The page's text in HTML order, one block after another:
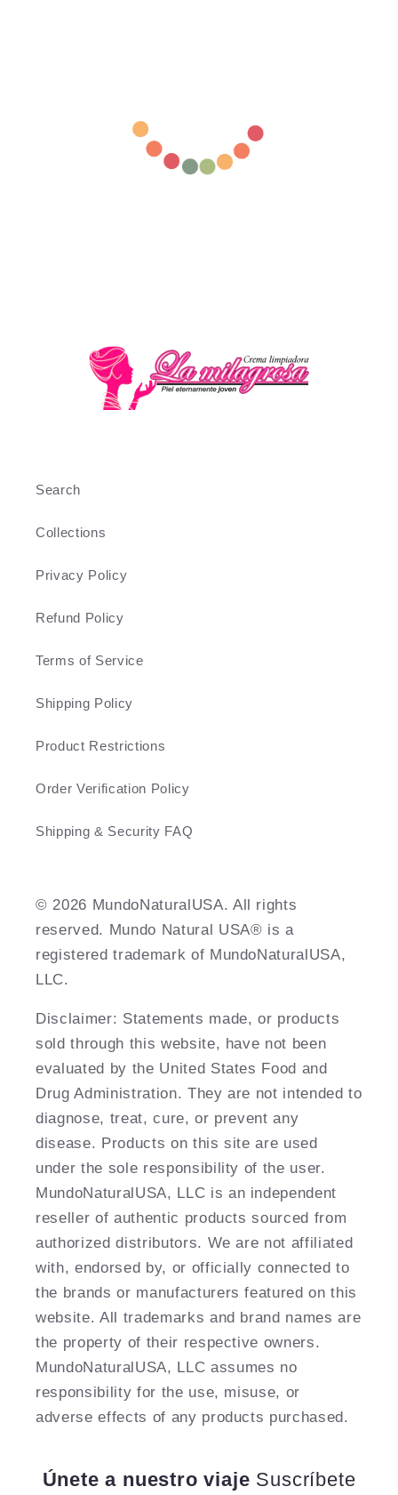
Search
Collections
Privacy Policy
Refund Policy
Terms of Service
Shipping Policy
Product Restrictions
Order Verification Policy
Shipping & Security FAQ
©️ 2026 MundoNaturalUSA. All rights
reserved. Mundo Natural USA® is a
registered trademark of MundoNaturalUSA,
LLC.
Disclaimer: Statements made, or products
sold through this website, have not been
evaluated by the United States Food and
Drug Administration. They are not intended to
diagnose, treat, cure, or prevent any
disease. Products on this site are used
under the sole responsibility of the user.
MundoNaturalUSA, LLC is an independent
reseller of authentic products sourced from
authorized distributors. We are not affiliated
with, endorsed by, or officially connected to
the brands or manufacturers featured on this
website. All trademarks and brand names are
the property of their respective owners.
MundoNaturalUSA, LLC assumes no
responsibility for the use, misuse, or
adverse effects of any products purchased.
Únete a nuestro viaje Suscríbete